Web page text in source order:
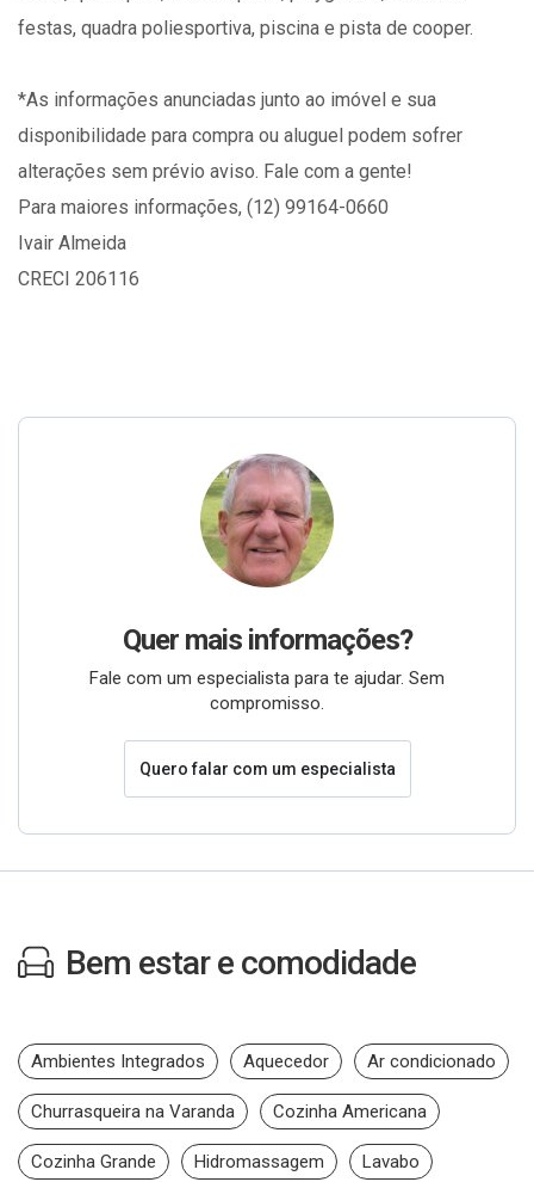
festas, quadra poliesportiva, piscina e pista de cooper.
*As informações anunciadas junto ao imóvel e sua
disponibilidade para compra ou aluguel podem sofrer
alterações sem prévio aviso. Fale com a gente!
Para maiores informações, (12) 99164-0660
Ivair Almeida
CRECI 206116
Quer mais informações?
Fale com um especialista para te ajudar. Sem
compromisso.
Quero falar com um especialista
Bem estar e comodidade
Ambientes Integrados Aquecedor Ar condicionado
Churrasqueira na Varanda Cozinha Americana
Cozinha Grande Hidromassagem Lavabo